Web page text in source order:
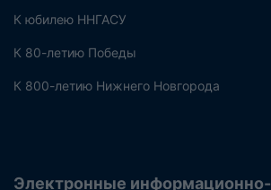
К юбилею ННГАСУ
К 80-летию Победы
К 800-летию Нижнего Новгорода
Электронные информационно-